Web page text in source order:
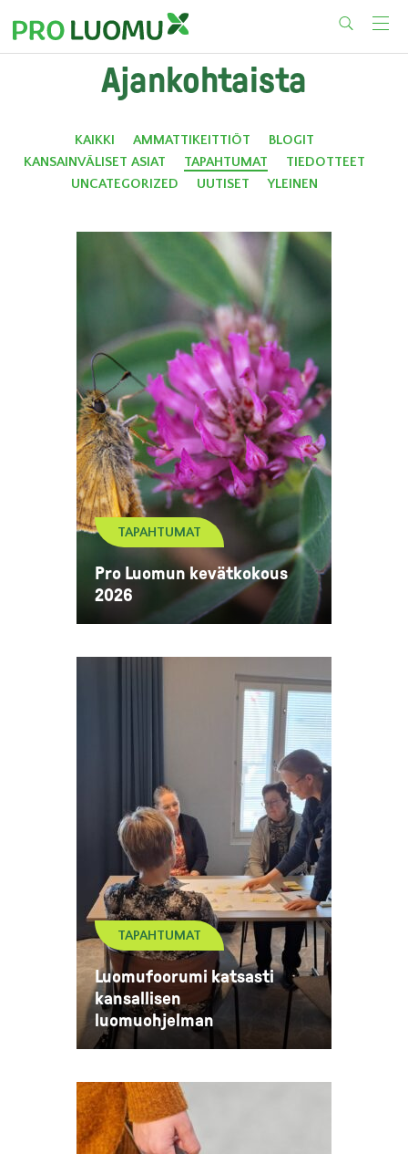
Ajankohtaista
KAIKKI AMMATTIKEITTIÖT
BLOGIT
KANSAINVÄLISET ASIAT
TAPAHTUMAT
TIEDOTTEET
UNCATEGORIZED
UUTISET YLEINEN
TAPAHTUMAT
Pro Luomun kevätkokous
2026
TAPAHTUMAT
Luomufoorumi katsasti
kansallisen
luomuohjelman